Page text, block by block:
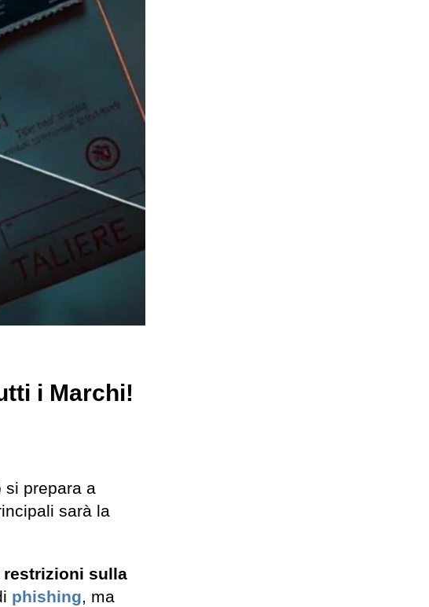
i Marchi!
si prepara a
sarà la
restrizioni sulla
phishing, ma